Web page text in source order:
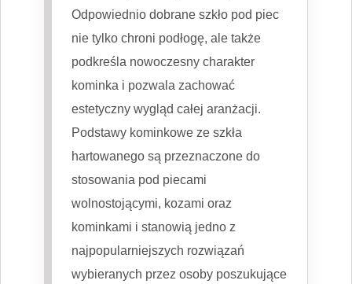
Odpowiednio dobrane szkło pod piec
nie tylko chroni podłogę, ale także
podkreśla nowoczesny charakter
kominka i pozwala zachować
estetyczny wygląd całej aranżacji.
Podstawy kominkowe ze szkła
hartowanego są przeznaczone do
stosowania pod piecami
wolnostojącymi, kozami oraz
kominkami i stanowią jedno z
najpopularniejszych rozwiązań
wybieranych przez osoby poszukujące